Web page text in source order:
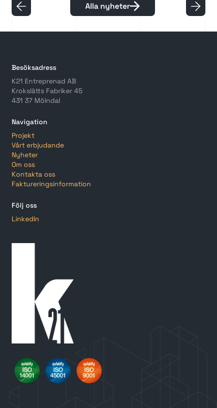
Alla nyheter
Besöksadress
K21 Entreprenad AB
Krokslätts Fabriker 45
431 37 Mölndal
Navigation
Projekt
Vårt erbjudande
Nyheter
Om oss
Kontakta oss
Faktureringsinformation
Följ oss
LinkedIn